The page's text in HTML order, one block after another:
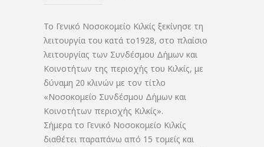
Το Γενικό Νοσοκομείο Κιλκίς ξεκίνησε τη
λειτουργία του κατά το1928, στο πλαίσιο
λειτουργίας των Συνδέσμου Δήμων και
Κοινοτήτων της περιοχής του Κιλκίς, με
δύναμη 20 κλινών με τον τίτλο
«Νοσοκομείο Συνδέσμου Δήμων και
Κοινοτήτων περιοχής Κιλκίς».
Σήμερα το Γενικό Νοσοκομείο Κιλκίς
διαθέτει παραπάνω από 15 τομείς και